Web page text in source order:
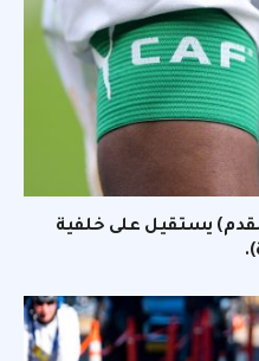
القدم) يستقيل على خلفية